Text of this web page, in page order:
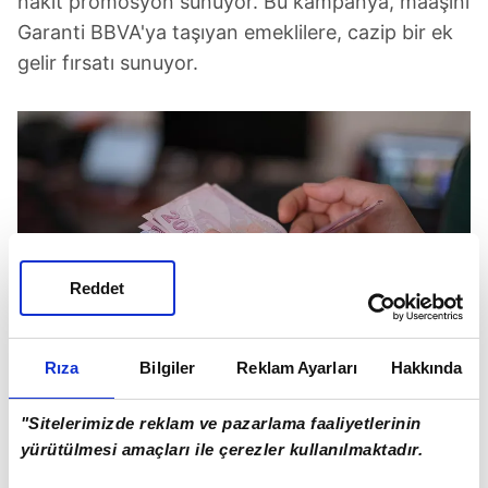
Rıza Bilgiler Reklam Ayarları Hakkında
"Sitelerimizde reklam ve pazarlama faaliyetlerinin
yürütülmesi amaçları ile çerezler kullanılmaktadır.
Reddet
Garanti BBVA'ya taşıyan emeklilere, cazip bir ek
gelir fırsatı sunuyor.
Türkiye Finans'tan 14.500 TL'lik Teklif
Türkiye Finans, emeklilere 12.000 TL'ye varan